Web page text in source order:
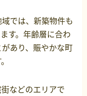
では、新築物件も
す。年齢層に合わ
あり、賑やかな町
などのエリアで